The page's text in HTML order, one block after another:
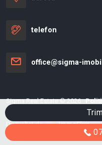
telefon
office@sigma-
Sigma Real Estate © 2026
Dezvoltat de
ImmoFlux